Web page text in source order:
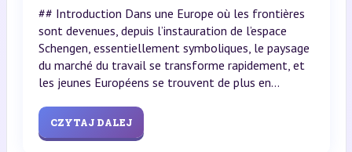
## Introduction Dans une Europe où les frontières
sont devenues, depuis l’instauration de l’espace
Schengen, essentiellement symboliques, le paysage
du marché du travail se transforme rapidement, et
les jeunes Européens se trouvent de plus en...
CZYTAJ DALEJ